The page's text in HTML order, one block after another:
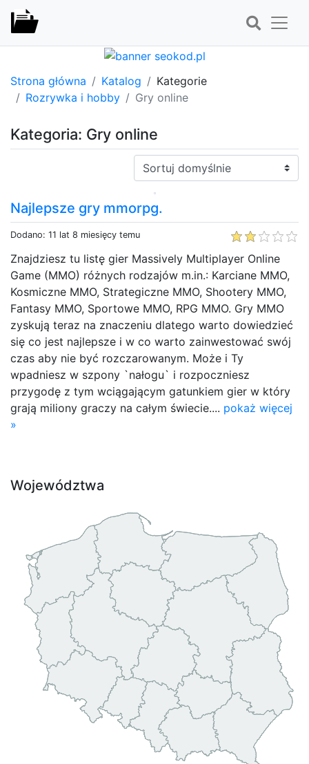
Strona główna Katalog
Kategorie
Rozrywka i hobby
Gry online
Kategoria: Gry online
Sortuj:
Najlepsze gry mmorpg.
Dodano: 11 lat 8 miesięcy temu
Znajdziesz tu listę gier Massively Multiplayer Online
Game (MMO) różnych rodzajów m.in.: Karciane MMO,
Kosmiczne MMO, Strategiczne MMO, Shootery MMO,
Fantasy MMO, Sportowe MMO, RPG MMO. Gry MMO
zyskują teraz na znaczeniu dlatego warto dowiedzieć
się co jest najlepsze i w co warto zainwestować swój
czas aby nie być rozczarowanym. Może i Ty
wpadniesz w szpony `nałogu` i rozpoczniesz
przygodę z tym wciągającym gatunkiem gier w który
grają miliony graczy na całym świecie.... pokaż więcej
»
Województwa